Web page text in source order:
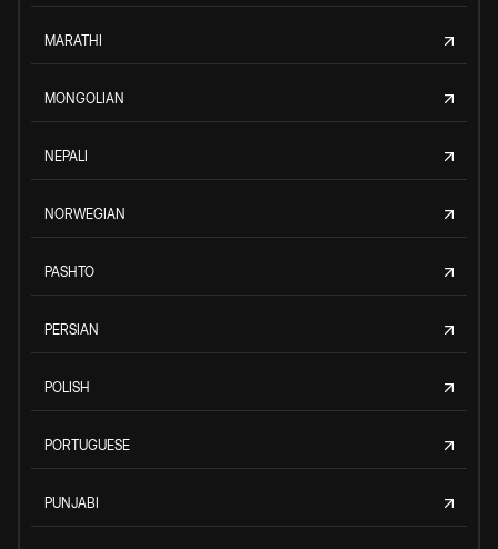
MARATHI
MONGOLIAN
NEPALI
NORWEGIAN
PASHTO
PERSIAN
POLISH
PORTUGUESE
PUNJABI